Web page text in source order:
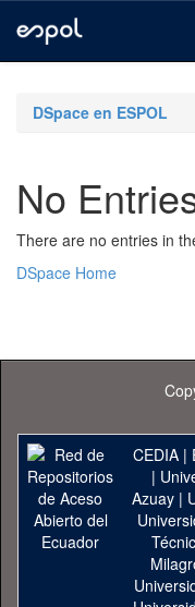
navigationDSpace en ESPOL
No
There are no entries in
DSpace Home
CEDIA|
|
Azuay|